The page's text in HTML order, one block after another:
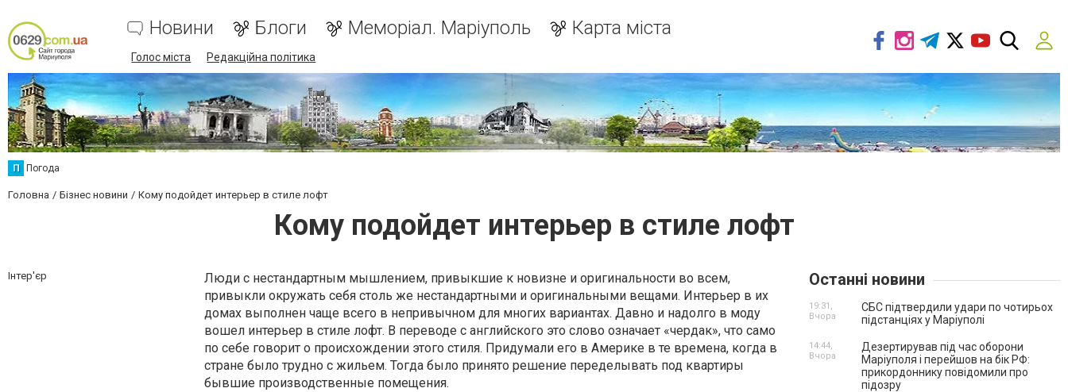
Новини Блоги Меморіал. Маріуполь Карта міста
Голос міста Редакційна політика
П Погода
Головна Бізнес новини Кому подойдет интерьер в стиле лофт
Кому подойдет интерьер в стиле лофт
Інтер'єр
Люди с нестандартным мышлением, привыкшие к новизне и оригинальности во всем,
привыкли окружать себя столь же нестандартными и оригинальными вещами. Интерьер в их
домах выполнен чаще всего в непривычном для многих вариантах. Давно и надолго в моду
вошел интерьер в стиле лофт. В переводе с английского это слово означает «чердак», что само
по себе говорит о происхождении этого стиля. Придумали его в Америке в те времена, когда в
стране было трудно с жильем. Тогда было принято решение переделывать под квартиры
бывшие производственные помещения.
Останні новини
СБС підтвердили удари по чотирьох
підстанціях у Маріуполі
19:31,
Вчора
Дезертирував під час оборони
Маріуполя і перейшов на бік РФ:
прикордоннику повідомили про
підозру
14:44,
Вчора